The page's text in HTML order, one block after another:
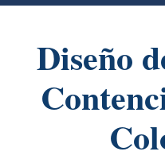
Diseño